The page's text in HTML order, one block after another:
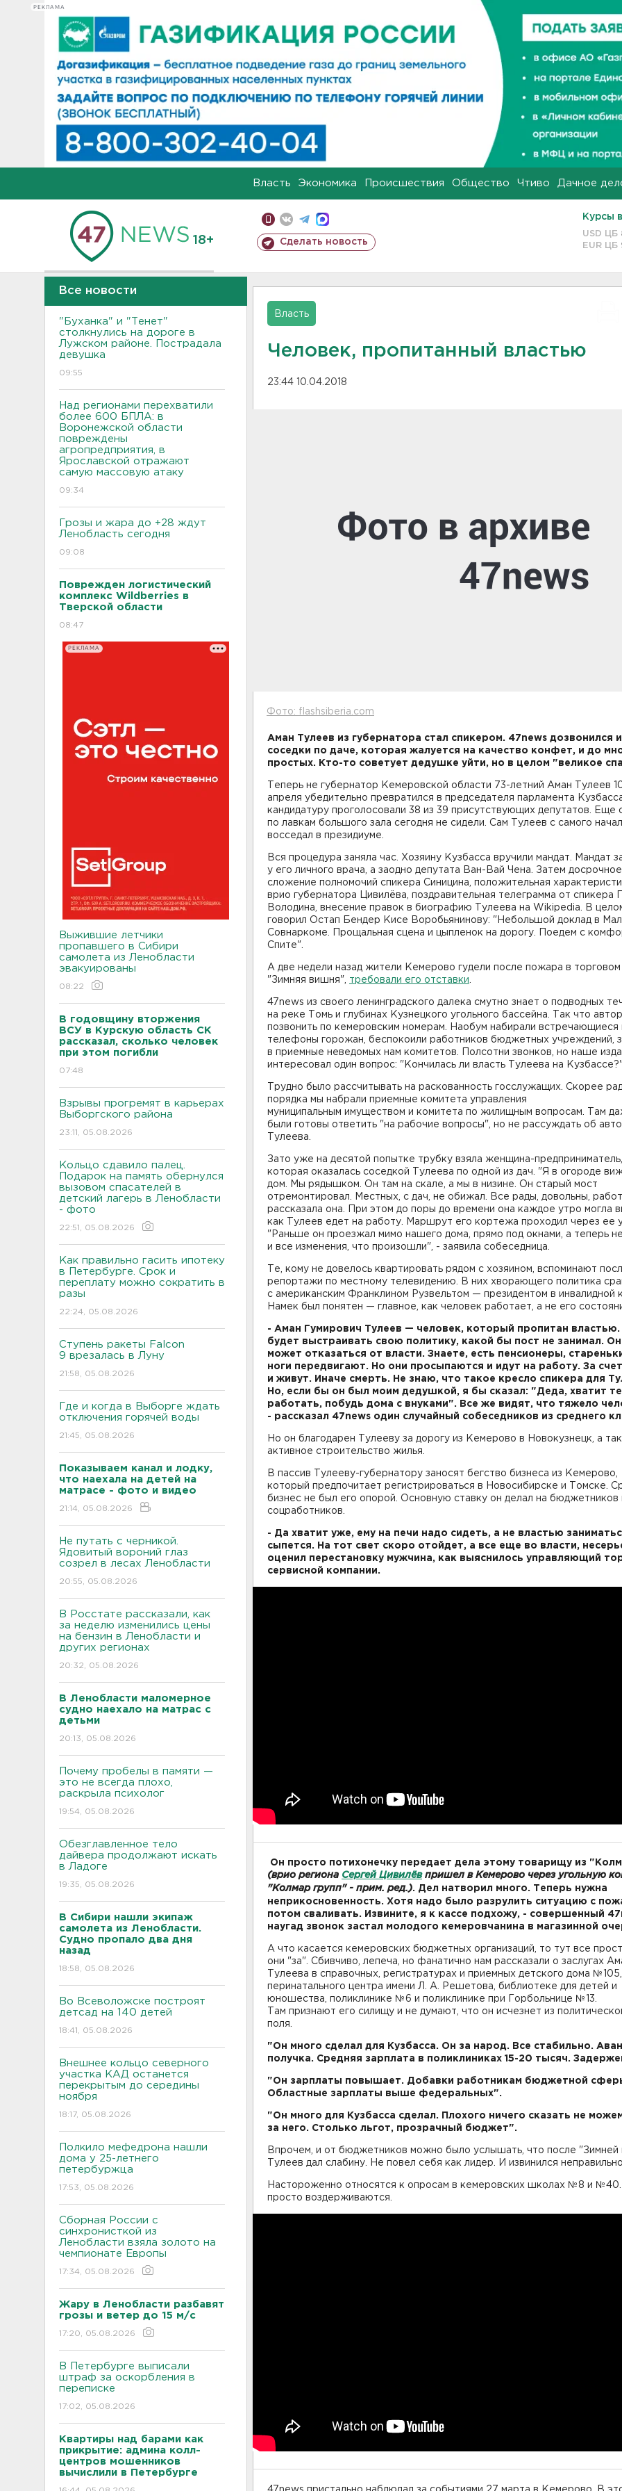
РЕКЛАМА
Власть Экономика Происшествия Общество Чтиво Дачное
18+ Сделать новость
Курсы
USD ЦБ
EUR ЦБ
Все новости
"Буханка" и "Тенет"
столкнулись на дороге в
Лужском районе. Пострадала
девушка
09:55
Над регионами перехватили
более 600 БПЛА: в
Воронежской области
повреждены
агропредприятия, в
Ярославской отражают
самую массовую атаку
09:34
Грозы и жара до +28 ждут
Ленобласть сегодня
09:08
Поврежден логистический
комплекс Wildberries в
Тверской области
08:47
РЕКЛАМА
Выжившие летчики
пропавшего в Сибири
самолета из Ленобласти
эвакуированы
08:22
В годовщину вторжения
ВСУ в Курскую область СК
рассказал, сколько человек
при этом погибли
07:48
Взрывы прогремят в карьерах
Выборгского района
23:11, 05.08.2026
Кольцо сдавило палец.
Подарок на память обернулся
вызовом спасателей в
детский лагерь в Ленобласти
- фото
22:51, 05.08.2026
Как правильно гасить ипотеку
в Петербурге. Срок и
переплату можно сократить в
разы
22:24, 05.08.2026
Ступень ракеты Falcon
9 врезалась в Луну
21:58, 05.08.2026
Где и когда в Выборге ждать
отключения горячей воды
21:45, 05.08.2026
Показываем канал и лодку,
что наехала на детей на
матрасе - фото и видео
21:14, 05.08.2026
Не путать с черникой.
Ядовитый вороний глаз
созрел в лесах Ленобласти
20:55, 05.08.2026
В Росстате рассказали, как
за неделю изменились цены
на бензин в Ленобласти и
других регионах
20:32, 05.08.2026
В Ленобласти маломерное
судно наехало на матрас с
детьми
20:13, 05.08.2026
Почему пробелы в памяти —
это не всегда плохо,
раскрыла психолог
19:54, 05.08.2026
Обезглавленное тело
дайвера продолжают искать
в Ладоге
19:35, 05.08.2026
В Сибири нашли экипаж
самолета из Ленобласти.
Судно пропало два дня
назад
18:58, 05.08.2026
Во Всеволожске построят
детсад на 140 детей
18:41, 05.08.2026
Внешнее кольцо северного
участка КАД останется
перекрытым до середины
ноября
18:17, 05.08.2026
Полкило мефедрона нашли
дома у 25-летнего
петербуржца
17:53, 05.08.2026
Сборная России с
синхронисткой из
Ленобласти взяла золото на
чемпионате Европы
17:34, 05.08.2026
Жару в Ленобласти разбавят
грозы и ветер до 15 м/с
17:20, 05.08.2026
В Петербурге выписали
штраф за оскорбления в
переписке
17:02, 05.08.2026
Квартиры над барами как
прикрытие: админа колл-
центров мошенников
вычислили в Петербурге
Власть
Человек, пропитанный властью
23:44 10.04.2018
Фото: flashsiberia.com
Аман Тулеев из губернатора стал спикером. 47news дозвонился
соседки по даче, которая жалуется на качество конфет, и до
простых. Кто-то советует дедушке уйти, но в целом "великое
Теперь не губернатор Кемеровской области 73-летний Аман Тулеев
апреля убедительно превратился в председателя парламента
кандидатуру проголосовали 38 из 39 присутствующих депутатов. Еще
по лавкам большого зала сегодня не сидели. Сам Тулеев с самого
восседал в президиуме.
Вся процедура заняла час. Хозяину Кузбасса вручили мандат. Мандат
у его личного врача, а заодно депутата Ван-Вай Чена. Затем досрочное
сложение полномочий спикера Синицина, положительная
врио губернатора Цивилёва, поздравительная телеграмма от спикера
Володина, внесение правок в биографию Тулеева на Wikipedia. В
говорил Остап Бендер Кисе Воробьянинову: "Небольшой доклад в
Совнаркоме. Прощальная сцена и цыпленок на дорогу. Поедем с
Спите".
А две недели назад жители Кемерово гудели после пожара в торговом
"Зимняя вишня", требовали его отставки
47news из своего ленинградского далека смутно знает о подводных
на реке Томь и глубинах Кузнецкого угольного бассейна. Так что
позвонить по кемеровским номерам. Наобум набирали встречающиеся
телефоны горожан, беспокоили работников бюджетных учреждений,
в приемные неведомых нам комитетов. Полсотни звонков, но наше
интересовал один вопрос: "Кончилась ли власть Тулеева на Кузбассе?"
Трудно было рассчитывать на раскованность госслужащих. Скорее
порядка мы набрали приемные комитета управления
муниципальным имуществом и комитета по жилищным вопросам. Там
были готовы ответить "на рабочие вопросы", но не рассуждать об
Тулеева.
Зато уже на десятой попытке трубку взяла женщина-предприниматель,
которая оказалась соседкой Тулеева по одной из дач. "Я в огороде
дом. Мы рядышком. Он там на скале, а мы в низине. Он старый мост
отремонтировал. Местных, с дач, не обижал. Все рады, довольны,
рассказала она. При этом до поры до времени она каждое утро могла
как Тулеев едет на работу. Маршрут его кортежа проходил через ее
"Раньше он проезжал мимо нашего дома, прямо под окнами, а теперь
и все изменения, что произошли", - заявила собеседница.
Те, кому не довелось квартировать рядом с хозяином, вспоминают
репортажи по местному телевидению. В них хворающего политика
с американским Франклином Рузвельтом — президентом в инвалидной
Намек был понятен — главное, как человек работает, а не его
- Аман Гумирович Тулеев — человек, который пропитан властью.
будет выстраивать свою политику, какой бы пост не занимал. Он
может отказаться от власти. Знаете, есть пенсионеры,
ноги передвигают. Но они просыпаются и идут на работу. За
и живут. Иначе смерть. Не знаю, что такое кресло спикера для
Но, если бы он был моим дедушкой, я бы сказал: "Деда, хватит
работать, побудь дома с внуками". Все же видят, что тяжело
- рассказал 47news один случайный собеседников из среднего
Но он благодарен Тулееву за дорогу из Кемерово в Новокузнецк, а
активное строительство жилья.
В пассив Тулееву-губернатору заносят бегство бизнеса из Кемерово,
который предпочитает регистрироваться в Новосибирске и Томске.
бизнес не был его опорой. Основную ставку он делал на бюджетников
соцработников.
- Да хватит уже, ему на печи надо сидеть, а не властью
сыпется. На тот свет скоро отойдет, а все еще во власти,
оценил перестановку мужчина, как выяснилось управляющий
сервисной компании.
Он просто потихонечку передает дела этому товарищу из
(врио региона Сергей Цивилёвпришел в Кемерово через угольную
"Колмар групп" - прим. ред.). Дел натворил много. Теперь нужна
неприкосновенность. Хотя надо было разрулить ситуацию с
потом сваливать. Извините, я к кассе подхожу, - совершенный
наугад звонок застал молодого кемеровчанина в магазинной
А что касается кемеровских бюджетных организаций, то тут все
они "за". Сбивчиво, лепеча, но фанатично нам рассказали о заслугах
Тулеева в справочных, регистратурах и приемных детского дома №105,
перинатального центра имени Л. А. Решетова, библиотеке для детей и
юношества, поликлинике №6 и поликлинике при Горбольнице №13.
Там признают его силищу и не думают, что он исчезнет из
поля.
"Он много сделал для Кузбасса. Он за народ. Все стабильно.
получка. Средняя зарплата в поликлиниках 15-20 тысяч.
"Он зарплаты повышает. Добавки работникам бюджетной
Областные зарплаты выше федеральных".
"Он много для Кузбасса сделал. Плохого ничего сказать не
за него. Столько льгот, прозрачный бюджет".
Впрочем, и от бюджетников можно было услышать, что после "Зимней
Тулеев дал слабину. Не повел себя как лидер. И извинился неправильно.
Настороженно относятся к опросам в кемеровских школах №8 и
просто воздерживаются.
47news пристально наблюдал за событиями 27 марта в Кемерово. В